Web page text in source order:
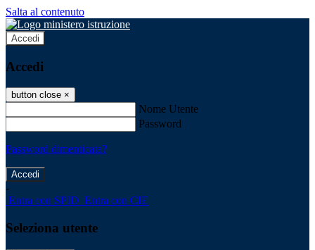
Salta al contenuto
Accedi
Accedi
button close ×
Nome Utente
Password
Password dimenticata?
-
Entra con SPID Entra con CIE
Seleziona utente